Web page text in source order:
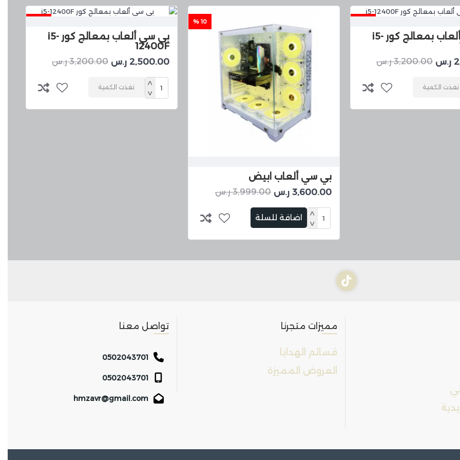
بي سي ألعاب بمعالج كور i5-
3,200.00 ر.س
نفذت الكمية
10 %
بي سي ألعاب ابيض
3,600.00 ر.س 3,999.00 ر.س
اضافة للسلة
بي سي ألعاب بمعالج كور i5-
12400F
2,500.00 ر.س 3,200.00 ر.س
نفذت الكمية
مميزات متجرنا
قسائم الهدايا
العروض المميزة
تواصل معنا
0502043701
0502043701
hmzavr@gmail.com